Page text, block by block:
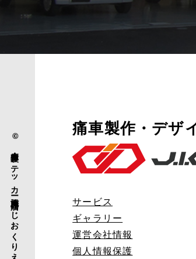
痛車製作・デザ
サービス
ギャラリー
運営会社情報
個人情報保護
© 痛車製作・ステッカー施工専門店 「じおくりえいと」.